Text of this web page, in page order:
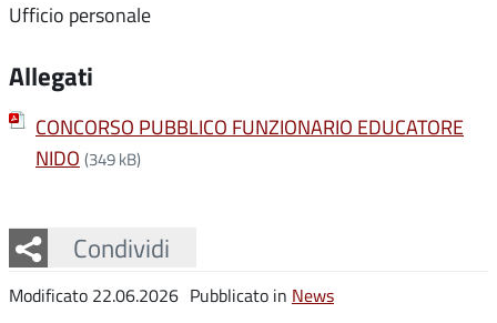
Ufficio personale
Allegati
CONCORSO PUBBLICO FUNZIONARIO EDUCATORE
NIDO (349 kB)
Condividi
Facebook
Twitter
Whatsapp
Modificato 22.06.2026 Pubblicato in News